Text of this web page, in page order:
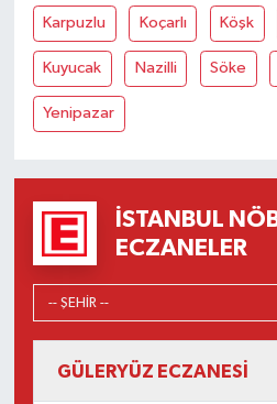
Karpuzlu Koçarlı Köşk
Kuyucak Nazilli Söke
Yenipazar
İSTANBUL
ECZANELER
GÜLERYÜZ ECZANESİ